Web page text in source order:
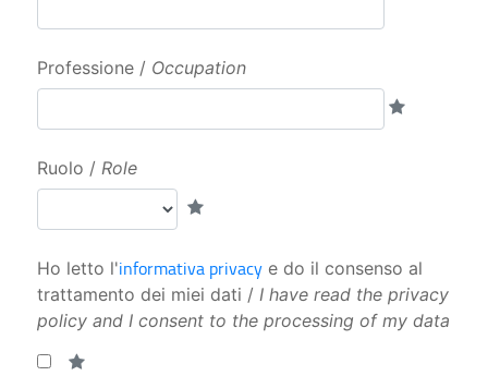
Professione / Occupation
Ruolo / Role
Ho letto l'informativa privacy e do il consenso al
trattamento dei miei dati / I have read the privacy
policy and I consent to the processing of my data